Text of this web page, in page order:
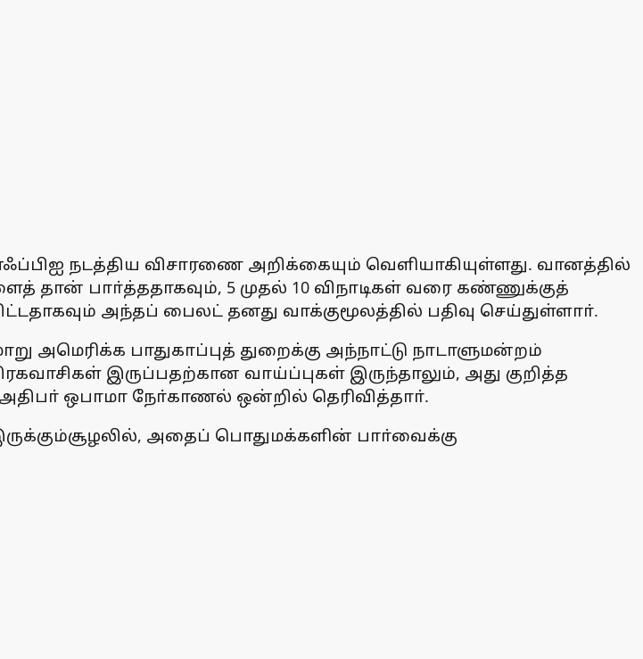
நடத்திய விசாரணை அறிக்கையும் வெளியாகியுள்ளது. வானத்தில்
தான் பாா்த்ததாகவும், 5 முதல் 10 விநாடிகள் வரை கண்ணுக்குத்
அந்தப் பைலட் தனது வாக்குமூலத்தில் பதிவு செய்துள்ளாா்.
பாதுகாப்புத் துறைக்கு அந்நாட்டு நாடாளுமன்றம்
இருப்பதற்கான வாய்ப்புகள் இருந்தாலும், அது குறித்த
ஒபாமா நோ்காணல் ஒன்றில் தெரிவித்தாா்.
அதைப் பொதுமக்களின் பாா்வைக்கு